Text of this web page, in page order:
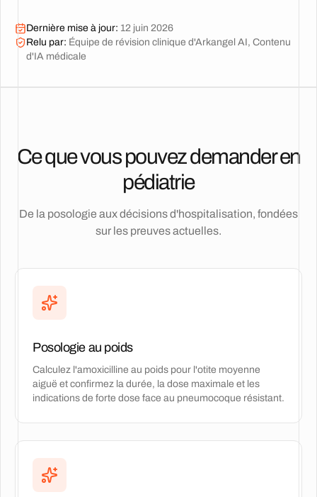
Dernière mise à jour: 12 juin 2026
Relu par: Équipe de révision clinique d'Arkangel AI, Contenu
d'IA médicale
Ce que vous pouvez demander en
pédiatrie
De la posologie aux décisions d'hospitalisation, fondées
sur les preuves actuelles.
Posologie au poids
Calculez l'amoxicilline au poids pour l'otite moyenne
aiguë et confirmez la durée, la dose maximale et les
indications de forte dose face au pneumocoque résistant.